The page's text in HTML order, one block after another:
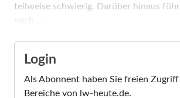
teilweise schwierig. Darüber hinaus
Login
Als Abonnent haben Sie freien
Bereiche von lw-heute.de.